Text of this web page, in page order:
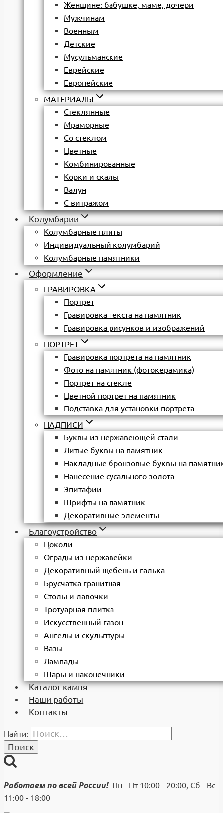
Женщине: бабушке, маме, дочери
Мужчинам
Военным
Детские
Мусульманские
Еврейские
Европейские
МАТЕРИАЛЫ
Стеклянные
Мраморные
Со стеклом
Цветные
Комбинированные
Корки и скалы
Валун
С витражом
Колумбарии
Колумбарные плиты
Индивидуальный колумбарий
Колумбарные памятники
Оформление
ГРАВИРОВКА
Портрет
Гравировка текста на памятник
Гравировка рисунков и изображений
ПОРТРЕТ
Гравировка портрета на памятник
Фото на памятник (фотокерамика)
Портрет на стекле
Цветной портрет на памятник
Подставка для установки портрета
НАДПИСИ
Буквы из нержавеющей стали
Литые буквы на памятник
Накладные бронзовые буквы на
Нанесение сусального золота
Эпитафии
Шрифты на памятник
Декоративные элементы
Благоустройство
Цоколи
Ограды из нержавейки
Декоративный щебень и галька
Брусчатка гранитная
Столы и лавочки
Тротуарная плитка
Искусственный газон
Ангелы и скульптуры
Вазы
Лампады
Шары и наконечники
Каталог камня
Наши работы
Контакты
Найти:
Работаем по всей России! Пн - Пт 10:00 - 20:00, Сб - Вс
11:00 - 18:00